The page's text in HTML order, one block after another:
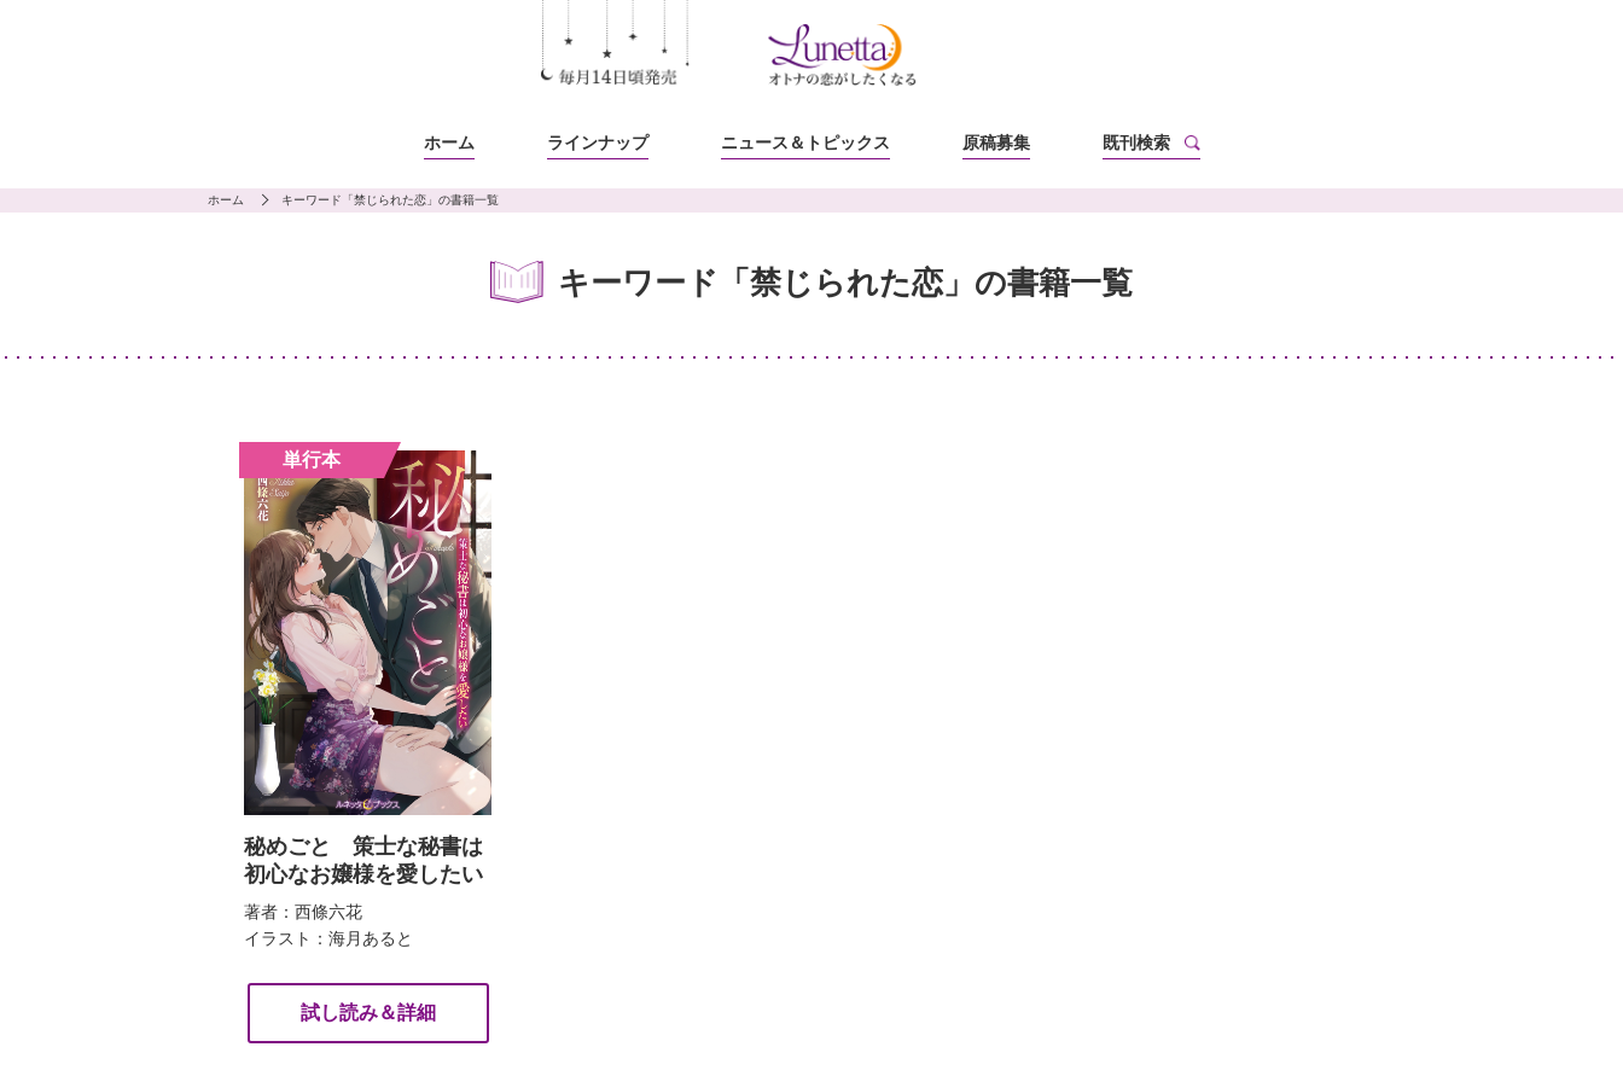
ホーム ラインナップ ニュース ＆トピックス 原稿募集 既刊検索
ホーム キーワード「禁じられた恋」の書籍一覧
キーワード「禁じられた恋」の書籍一覧
秘めごと 策士な秘書は
初心なお嬢様を愛したい
著者：西條六花
イラスト：海月あると
試し読み＆詳細